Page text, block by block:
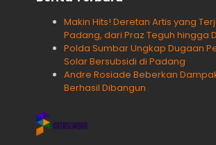
Makin Hits! Deretan Artis yang
Padang, dari Praz Teguh hingga
Polda Sumbar Ungkap Dugaan
Solar Bersubsidi di Padang
Andre Rosiade Beberkan
Berhasil Dibangun